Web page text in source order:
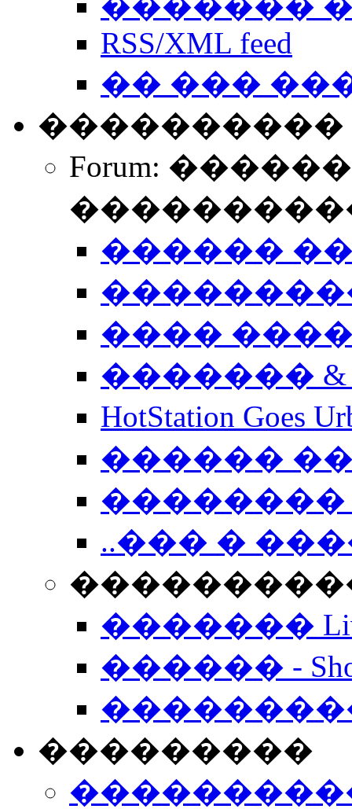
RSS/XML feed
�� ���
����������
Forum:
������
����
�������
HotStation
������
��������
..��� �
����������
�������
������ -
���������